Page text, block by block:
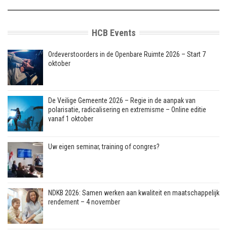
HCB Events
Ordeverstoorders in de Openbare Ruimte 2026 – Start 7
oktober
De Veilige Gemeente 2026 – Regie in de aanpak van
polarisatie, radicalisering en extremisme – Online editie
vanaf 1 oktober
Uw eigen seminar, training of congres?
NDKB 2026: Samen werken aan kwaliteit en maatschappelijk
rendement – 4 november